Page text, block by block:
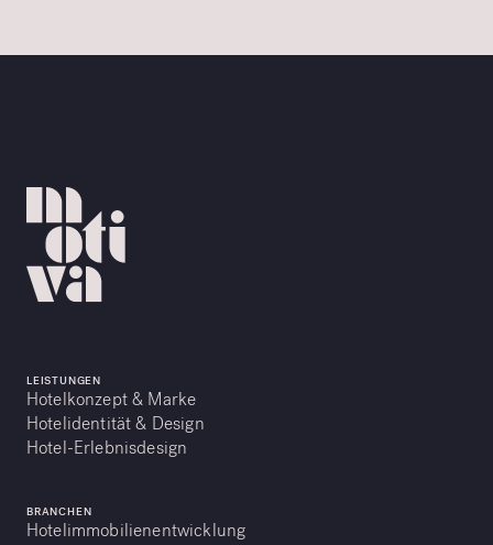
LEISTUNGEN
Hotelkonzept & Marke
Hotelidentität & Design
Hotel-Erlebnisdesign
BRANCHEN
Hotelimmobilienentwicklung